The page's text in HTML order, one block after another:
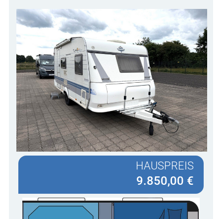
HAUSPREIS
9.850,00 €